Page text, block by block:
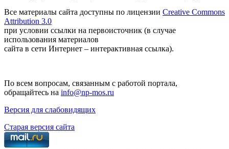
Все материалы сайта доступны по лицензии Creative Commons
Attribution 3.0
при условии ссылки на первоисточник (в случае
использования материалов
сайта в сети Интернет – интерактивная ссылка).
По всем вопросам, связанным с работой портала,
обращайтесь на info@np-mos.ru
Версия для слабовидящих
Старая версия сайта